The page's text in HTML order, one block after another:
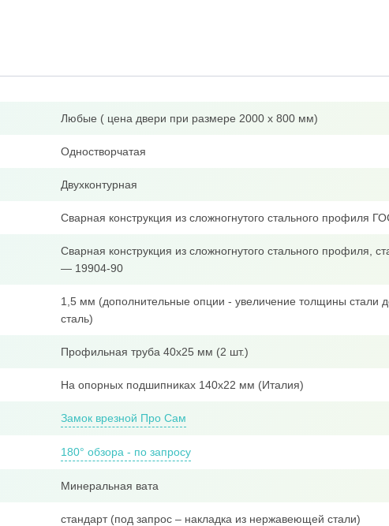
Любые ( цена двери при размере 2000 х 800 мм)
Одностворчатая
Двухконтурная
Сварная конструкция из сложногнутого стального профиля
Сварная конструкция из сложногнутого стального профиля,
— 19904-90
1,5 мм (дополнительные опции - увеличение толщины стали
сталь)
Профильная труба 40x25 мм (2 шт.)
На опорных подшипниках 140х22 мм (Италия)
Замок врезной Про Сам
180° обзора - по запросу
Минеральная вата
стандарт (под запрос – накладка из нержавеющей стали)